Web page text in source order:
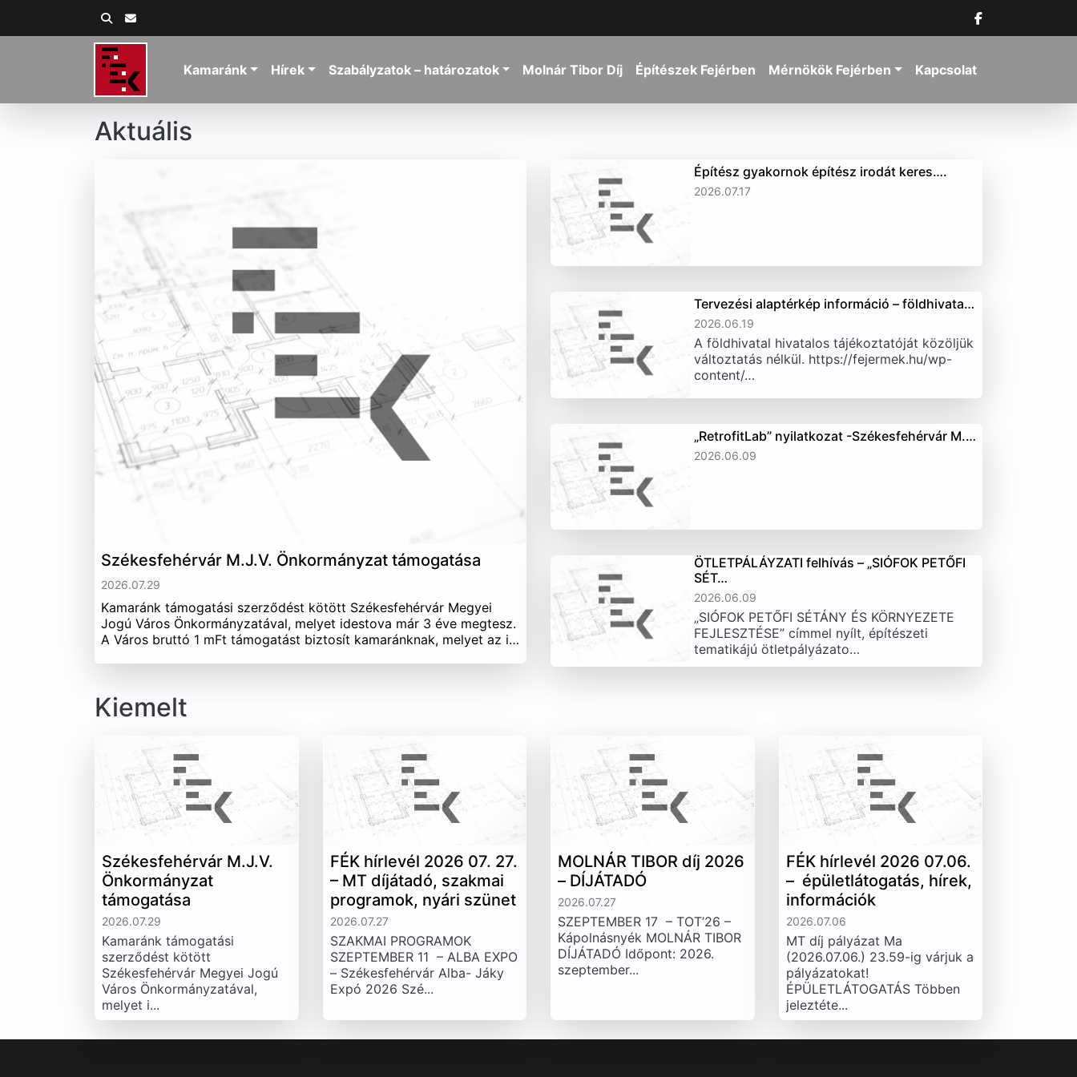
Kamaránk Hírek Szabályzatok – határozatok Molnár Tibor Díj Építészek Fejérben Mérnökök Fejérben Kapcsolat
Aktuális
Székesfehérvár M.J.V. Önkormányzat támogatása
2026.07.29
Kamaránk támogatási szerződést kötött Székesfehérvár Megyei
Jogú Város Önkormányzatával, melyet idestova már 3 éve megtesz.
A Város bruttó 1 mFt támogatást biztosít kamaránknak, melyet az i…
Építész gyakornok építész irodát keres….
2026.07.17
Tervezési alaptérkép információ – földhivata…
2026.06.19
A földhivatal hivatalos tájékoztatóját közöljük
változtatás nélkül. https://fejermek.hu/wp-
content/…
„RetrofitLab” nyilatkozat -Székesfehérvár M.…
2026.06.09
ÖTLETPÁLÁYZATI felhívás – „SIÓFOK PETŐFI
SÉT…
2026.06.09
„SIÓFOK PETŐFI SÉTÁNY ÉS KÖRNYEZETE
FEJLESZTÉSE” címmel nyílt, építészeti
tematikájú ötletpályázato…
Kiemelt
Székesfehérvár M.J.V.
Önkormányzat
támogatása
2026.07.29
Kamaránk támogatási
szerződést kötött
Székesfehérvár Megyei Jogú
Város Önkormányzatával,
melyet i...
FÉK hírlevél 2026 07. 27.
– MT díjátadó, szakmai
programok, nyári szünet
2026.07.27
SZAKMAI PROGRAMOK
SZEPTEMBER 11 – ALBA EXPO
– Székesfehérvár Alba- Jáky
Expó 2026 Szé...
MOLNÁR TIBOR díj 2026
– DÍJÁTADÓ
2026.07.27
SZEPTEMBER 17 – TOT’26 –
Kápolnásnyék MOLNÁR TIBOR
DÍJÁTADÓ Időpont: 2026.
szeptember...
FÉK hírlevél 2026 07.06.
– épületlátogatás, hírek,
információk
2026.07.06
MT díj pályázat Ma
(2026.07.06.) 23.59-ig várjuk a
pályázatokat!
ÉPÜLETLÁTOGATÁS Többen
jeleztéte...